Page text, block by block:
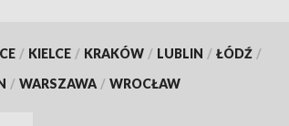
/ KIELCE / KRAKÓW / LUBLIN / ŁÓDŹ /
/ WARSZAWA / WROCŁAW